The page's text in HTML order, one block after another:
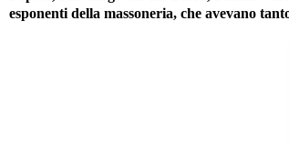
esponenti della massoneria, che avevano